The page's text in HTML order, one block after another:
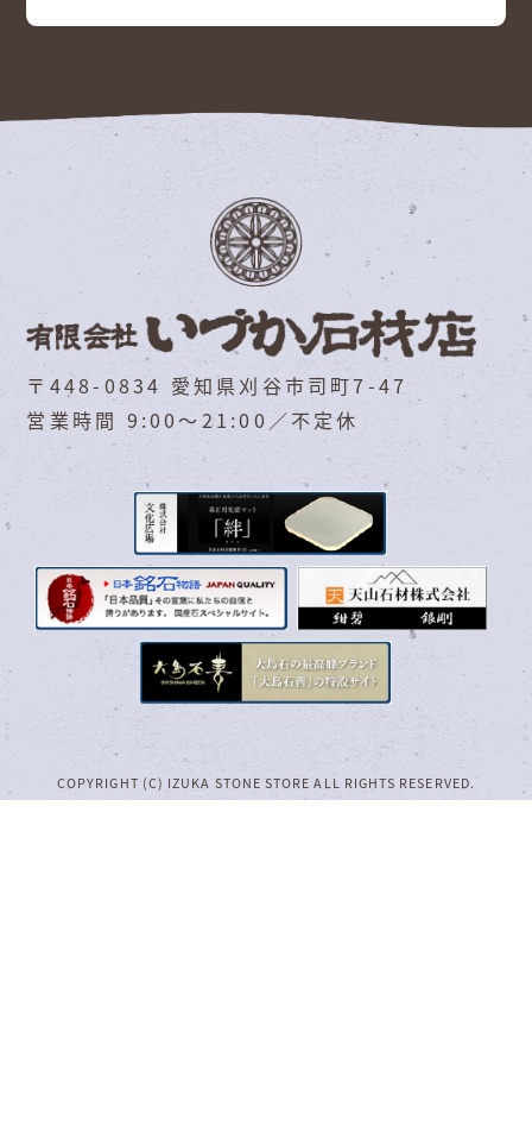
〒448-0834 愛知県刈谷市司町7-47
営業時間 9:00～21:00／不定休
COPYRIGHT (C) IZUKA STONE STORE ALL RIGHTS RESERVED.